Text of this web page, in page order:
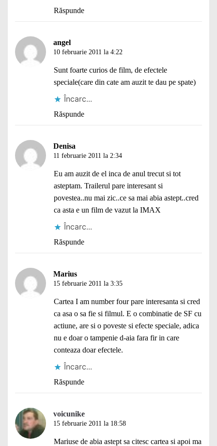
Răspunde
angel
10 februarie 2011 la 4:22
Sunt foarte curios de film, de efectele
speciale(care din cate am auzit te dau pe spate)
Încarc...
Răspunde
Denisa
11 februarie 2011 la 2:34
Eu am auzit de el inca de anul trecut si tot
asteptam. Trailerul pare interesant si
povestea..nu mai zic..ce sa mai abia astept..cred
ca asta e un film de vazut la IMAX
Încarc...
Răspunde
Marius
15 februarie 2011 la 3:35
Cartea I am number four pare interesanta si cred
ca asa o sa fie si filmul. E o combinatie de SF cu
actiune, are si o poveste si efecte speciale, adica
nu e doar o tampenie d-aia fara fir in care
conteaza doar efectele.
Încarc...
Răspunde
voicunike
15 februarie 2011 la 18:58
Mariuse de abia astept sa citesc cartea si apoi ma